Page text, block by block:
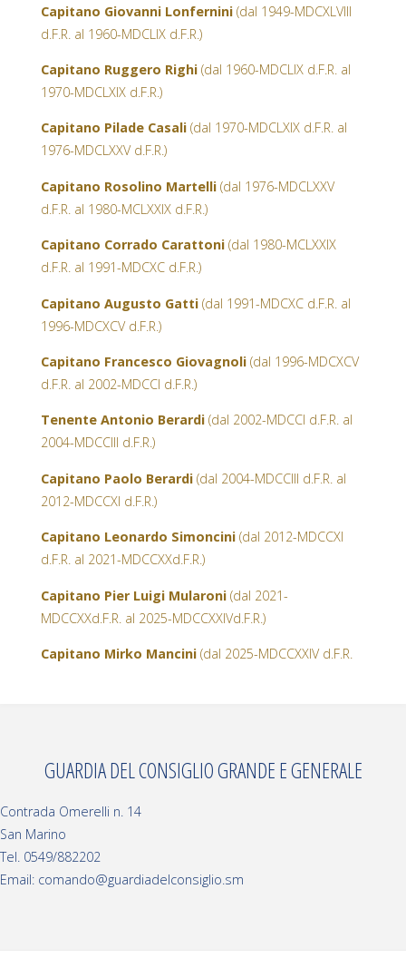
Capitano Giovanni Lonfernini(dal 1949-MDCXLVIII
d.F.R. al 1960-MDCLIX d.F.R.)
Capitano Ruggero Righi(dal 1960-MDCLIX d.F.R. al
1970-MDCLXIX d.F.R.)
Capitano Pilade Casali(dal 1970-MDCLXIX d.F.R. al
1976-MDCLXXV d.F.R.)
Capitano Rosolino Martelli(dal 1976-MDCLXXV
d.F.R. al 1980-MCLXXIX d.F.R.)
Capitano Corrado Carattoni(dal 1980-MCLXXIX
d.F.R. al 1991-MDCXC d.F.R.)
Capitano Augusto Gatti(dal 1991-MDCXC d.F.R. al
1996-MDCXCV d.F.R.)
Capitano Francesco Giovagnoli(dal 1996-MDCXCV
d.F.R. al 2002-MDCCI d.F.R.)
Tenente Antonio Berardi(dal 2002-MDCCI d.F.R. al
2004-MDCCIII d.F.R.)
Capitano Paolo Berardi(dal 2004-MDCCIII d.F.R. al
2012-MDCCXI d.F.R.)
Capitano Leonardo Simoncini(dal 2012-MDCCXI
d.F.R. al 2021-MDCCXXd.F.R.)
Capitano Pier Luigi Mularoni(dal 2021-
MDCCXXd.F.R. al 2025-MDCCXXIVd.F.R.)
Capitano Mirko Mancini(dal 2025-MDCCXXIV d.F.R.
GUARDIA DEL CONSIGLIO GRANDE E GENERALE
Contrada Omerelli n. 14
San Marino
Tel. 0549/882202
Email: comando@guardiadelconsiglio.sm